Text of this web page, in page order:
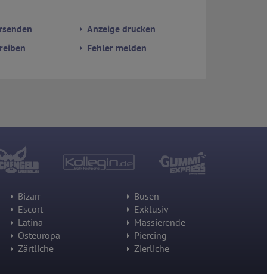
Anzeige drucken
Fehler melden
Bizarr
Busen
Escort
Exklusiv
Latina
Massierende
Osteuropa
Piercing
Zärtliche Zierliche